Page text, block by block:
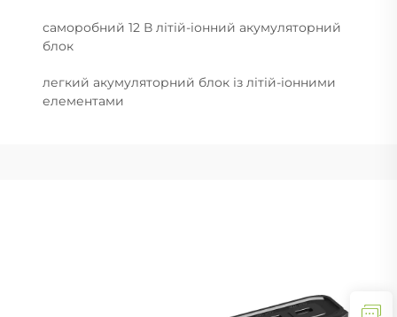
саморобний 12 В літій-іонний акумуляторний
блок
легкий акумуляторний блок із літій-іонними
елементами